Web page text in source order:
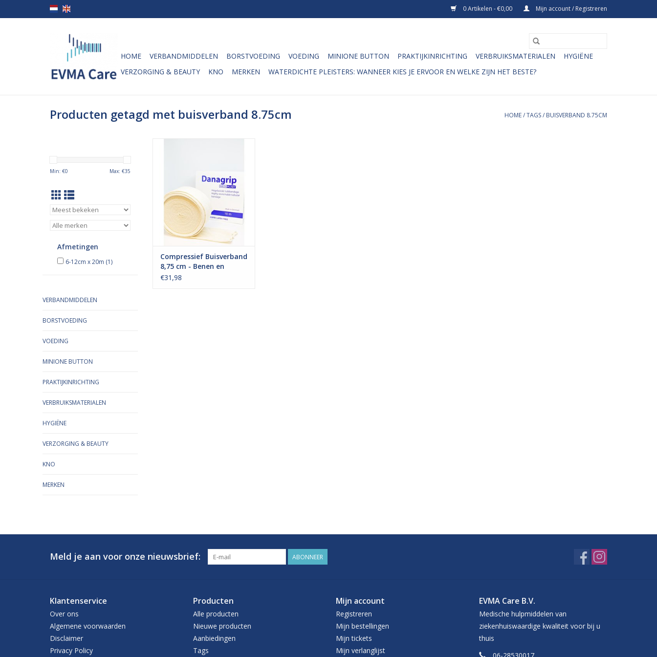
0 Artikelen - €0,00 Mijn account / Registreren
HOME VERBANDMIDDELEN BORSTVOEDING VOEDING MINIONE BUTTON PRAKTIJKINRICHTING VERBRUIKSMATERIALEN
HYGIËNE
VERZORGING & BEAUTY
KNO MERKEN WATERDICHTE PLEISTERS: WANNEER KIES JE ERVOOR EN WELKE ZIJN HET BESTE?
Producten getagd met buisverband 8.75cm HOME/TAGS/ BUISVERBAND 8.75CM
Min: €0 Max: €35
Afmetingen
6-12cm x 20m (1)
VERBANDMIDDELEN
BORSTVOEDING
VOEDING
MINIONE BUTTON
PRAKTIJKINRICHTING
VERBRUIKSMATERIALEN
HYGIËNE
VERZORGING & BEAUTY
KNO
MERKEN
drukverbanden. Het buisverband
kan gebruikt worden ter
ondersteuning van gewrichten of
ribben na bijvoorbeeld
sportblessures of rugblessures
TOEVOEGEN AAN WINKELWAGEN
Compressief Buisverband
8,75 cm - Benen en
Knieën
€31,98
Meld je aan voor onze nieuwsbrief: ABONNEER
Klantenservice
Over ons
Algemene voorwaarden
Disclaimer
Privacy Policy
Producten
Alle producten
Nieuwe producten
Aanbiedingen
Tags
Mijn account
Registreren
Mijn bestellingen
Mijn tickets
Mijn verlanglijst
EVMA Care B.V.
Medische hulpmiddelen van
ziekenhuiswaardige kwaliteit voor bij u
thuis